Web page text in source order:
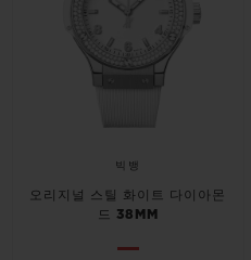
빅뱅
오리지널 스틸 화이트 다이아몬
드 38MM